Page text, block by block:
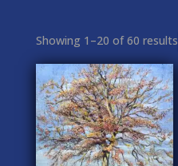
Showing 1–20 of 60 results